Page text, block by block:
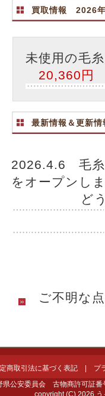
買取情報 2026
未使用の毛
20,360円
最新情報＆更新情
2026.4.6 毛糸
をオープンし
どうぞ、
ご不明な点
商取引法に基づく表記|
プ
県公安委員会 古物商許可証
copyright (C) 2026